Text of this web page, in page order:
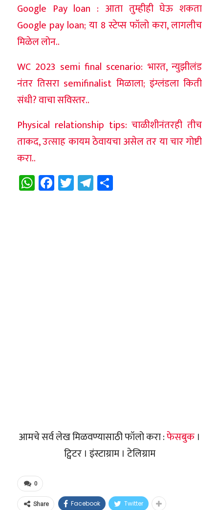
Google Pay loan : आता तुम्हीही घेऊ शकता
Google pay loan; या 8 स्टेप्स फॉलो करा, लागलीच
मिळेल लोन..
WC 2023 semi final scenario: भारत, न्युझीलंड
नंतर तिसरा semifinalist मिळाला; इंग्लंडला किती
संधी? वाचा सविस्तर..
Physical relationship tips: चाळीशीनंतरही तीच
ताकद, उत्साह कायम ठेवायचा असेल तर या चार गोष्टी
करा..
WhatsApp
Facebook
TwitterTelegram
आमचे सर्व लेख मिळवण्यासाठी फॉलो करा :फेसबुक ।
ट्विटर । इंस्टाग्राम । टेलिग्राम
0
Share Facebook Twitter